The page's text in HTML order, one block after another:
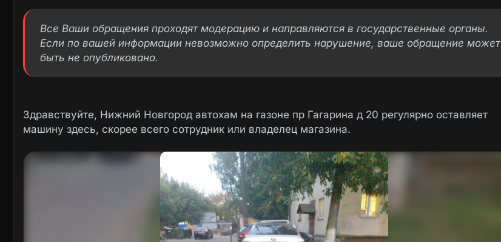
Все Ваши обращения проходят модерацию и направляются в государственные органы.
Если по вашей информации невозможно определить нарушение, ваше обращение может
быть не опубликовано.
Здравствуйте, Нижний Новгород автохам на газоне пр Гагарина д 20 регулярно оставляет
машину здесь, скорее всего сотрудник или владелец магазина.